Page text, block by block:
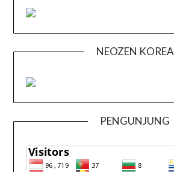
NEOZEN KOREA
PENGUNJUNG